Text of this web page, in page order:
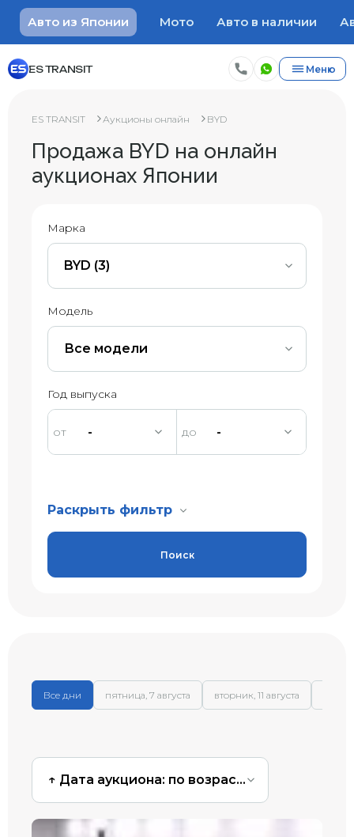
Авто из Японии Мото Авто в наличии
ES TRANSIT Меню
ES TRANSIT Аукционы онлайн BYD
Продажа BYD на онлайн
аукционах Японии
Марка
BYD (3)
Модель
Все модели
Год выпуска
- -
Раскрыть фильтр
Поиск
Все дни пятница, 7 августа вторник, 11 августа
↑ Дата аукциона: по возрастанию